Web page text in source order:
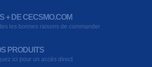
+ DE CECSMO.COM
les bonnes raisons de commander
PRODUITS
ici pour un accès direct